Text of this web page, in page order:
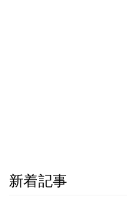
新着記事